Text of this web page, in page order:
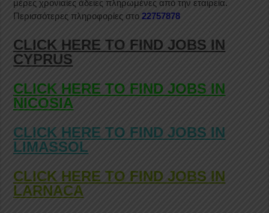
μέρες χρονιαίες άδειες πληρωμένες από την εταιρεία.
Περισσότερες πληροφορίες στο22757878
CLICK HERE TO FIND JOBS IN
CYPRUS
CLICK HERE TO FIND JOBS IN
NICOSIA
CLICK HERE TO FIND JOBS IN
LIMASSOL
CLICK HERE TO FIND JOBS IN
LARNACA